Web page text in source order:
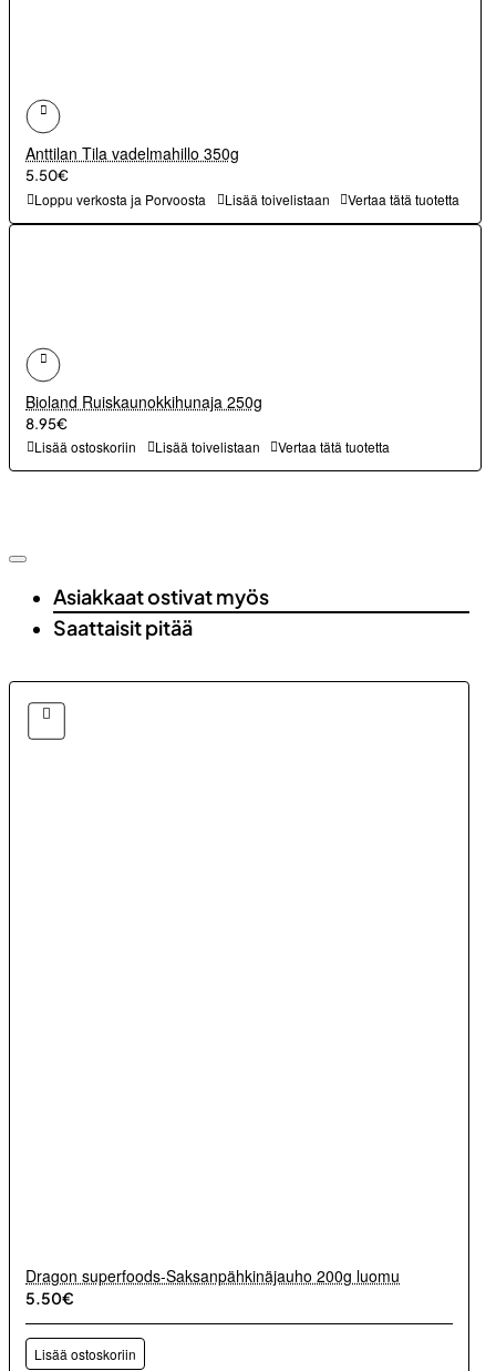
Anttilan Tila vadelmahillo 350g
5.50€
Loppu verkosta ja Porvoosta Lisää toivelistaan Vertaa tätä tuotetta
Bioland Ruiskaunokkihunaja 250g
8.95€
Lisää ostoskoriin Lisää toivelistaan Vertaa tätä tuotetta
Asiakkaat ostivat myös
Saattaisit pitää
Dragon superfoods-Saksanpähkinäjauho 200g luomu
5.50€
Lisää ostoskoriin